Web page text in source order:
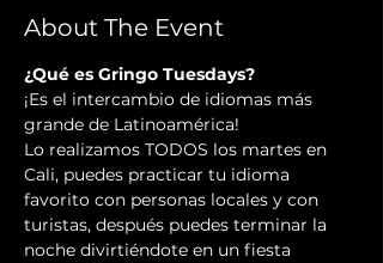
About The Event
¿Qué es Gringo Tuesdays?
¡Es el intercambio de idiomas más
grande de Latinoamérica!
Lo realizamos TODOS los martes en
Cali, puedes practicar tu idioma
favorito con personas locales y con
turistas, después puedes terminar la
noche divirtiéndote en un fiesta